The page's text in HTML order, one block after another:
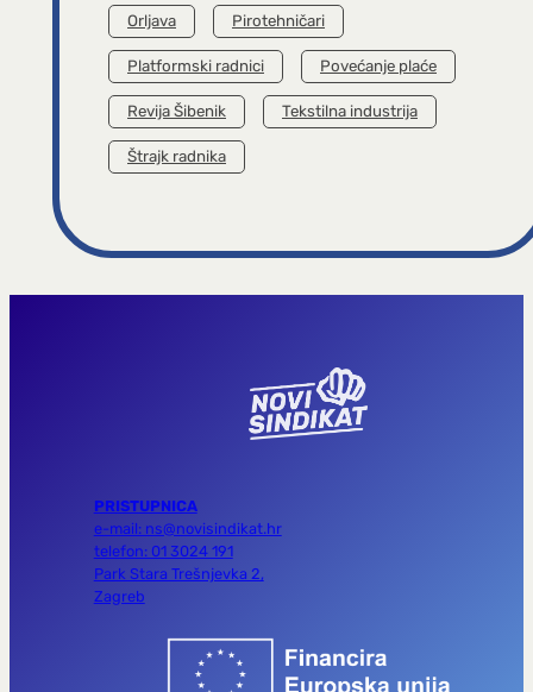
Orljava Pirotehničari
Platformski radnici Povećanje plaće
Revija Šibenik Tekstilna industrija
Štrajk radnika
PRISTUPNICA
e-mail: ns@novisindikat.hr
telefon: 01 3024 191
Park Stara Trešnjevka 2,
Zagreb